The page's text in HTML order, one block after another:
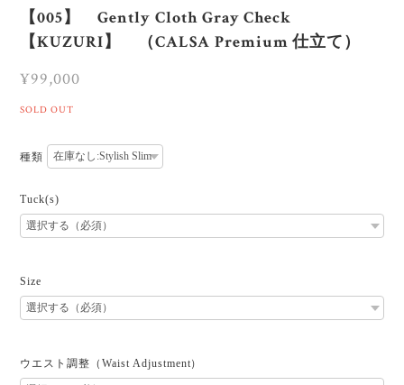
【005】 Gently Cloth Gray Check
【KUZURI】 （CALSA Premium 仕立て）
¥99,000
SOLD OUT
種類
Tuck(s)
Size
ウエスト調整（Waist Adjustment）